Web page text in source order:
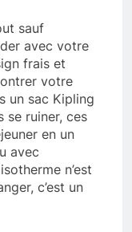
sauf
avec votre
frais et
votre
un sac Kipling
se ruiner, ces
en un
avec
n’est
c’est un